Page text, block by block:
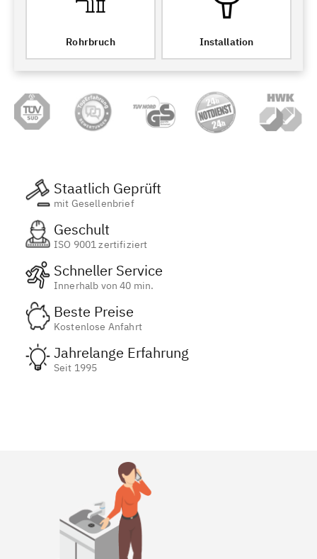
Rohrbruch Installation
Staatlich Geprüft
mit Gesellenbrief
Geschult
ISO 9001 zertifiziert
Schneller Service
Innerhalb von 40 min.
Beste Preise
Kostenlose Anfahrt
Jahrelange Erfahrung
Seit 1995